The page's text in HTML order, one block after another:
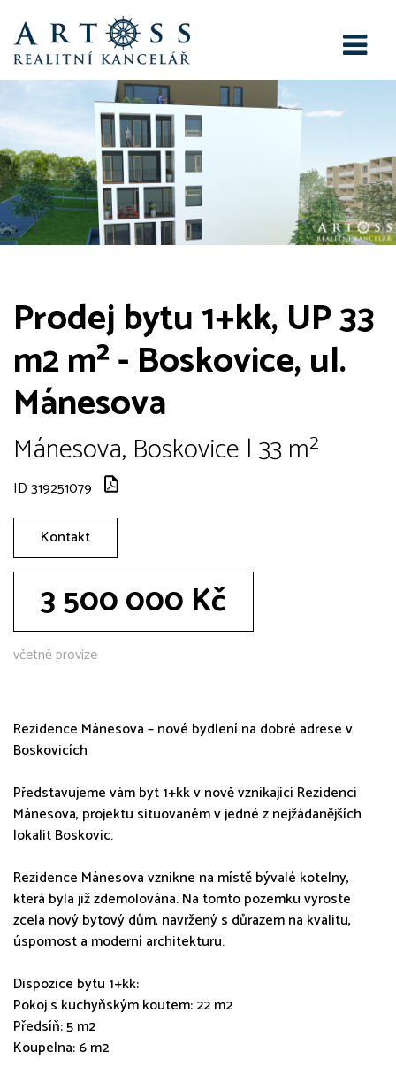
Prodej bytu 1+kk, UP 33
m2 m² - Boskovice, ul.
Mánesova
Mánesova, Boskovice | 33 m²
ID 319251079
Kontakt
3 500 000 Kč
včetně provize
Rezidence Mánesova – nové bydlení na dobré adrese v
Boskovicích
Představujeme vám byt 1+kk v nově vznikající Rezidenci
Mánesova, projektu situovaném v jedné z nejžádanějších
lokalit Boskovic.
Rezidence Mánesova vznikne na místě bývalé kotelny,
která byla již zdemolována. Na tomto pozemku vyroste
zcela nový bytový dům, navržený s důrazem na kvalitu,
úspornost a moderní architekturu.
Dispozice bytu 1+kk:
Pokoj s kuchyňským koutem: 22 m2
Předsíň: 5 m2
Koupelna: 6 m2